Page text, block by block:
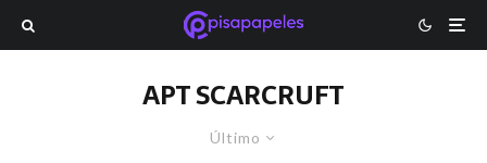
APT SCARCRUFT
Último